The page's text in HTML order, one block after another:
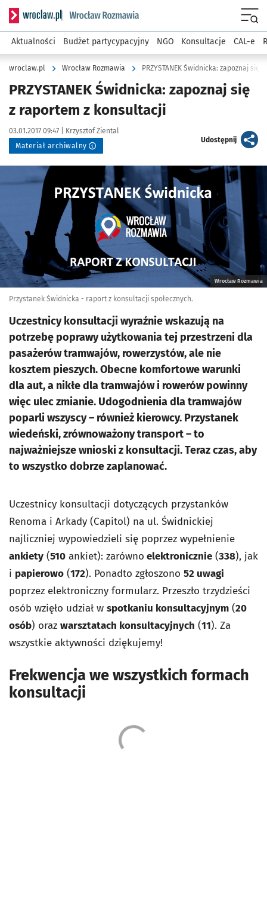
Serwis informacyjny wroclaw.pl podserwis: Rozmawia
Aktualności Budżet partycypacyjny NGO Konsultacje CAL-e
wroclaw.pl Wrocław Rozmawia PRZYSTANEK Świdnicka: zapoznaj
PRZYSTANEK Świdnicka: zapoznaj się
z raportem z konsultacji
Data publikacji:
03.01.2017 09:47 | Autor:
Krzysztof Ziental
Materiał archiwalny
Udostępnijartykuł
Kliknij, aby powiększyć
Wrocław Rozmawia
Przystanek Świdnicka - raport z konsultacji społecznych.
Uczestnicy konsultacji wyraźnie wskazują na
potrzebę poprawy użytkowania tej przestrzeni dla
pasażerów tramwajów, rowerzystów, ale nie
kosztem pieszych. Obecne komfortowe warunki
dla aut, a nikłe dla tramwajów i rowerów powinny
więc ulec zmianie. Udogodnienia dla tramwajów
poparli wszyscy – również kierowcy. Przystanek
wiedeński, zrównoważony transport – to
najważniejsze wnioski z konsultacji. Teraz czas, aby
to wszystko dobrze zaplanować.
Uczestnicy konsultacji dotyczących przystanków
Renoma i Arkady (Capitol) na ul. Świdnickiej
najliczniej wypowiedzieli się poprzez wypełnienie
ankiety (510 ankiet): zarówno elektronicznie (338), jak
i papierowo (172). Ponadto zgłoszono 52 uwagi
poprzez elektroniczny formularz. Przeszło trzydzieści
osób wzięło udział w spotkaniu konsultacyjnym (20
osób) oraz warsztatach konsultacyjnych (11). Za
wszystkie aktywności dziękujemy!
Frekwencja we wszystkich formach
konsultacji